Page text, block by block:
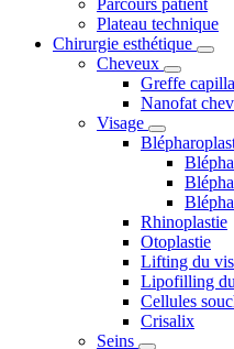
Parcours patient
Plateau technique
Chirurgie esthétique
Cheveux
Greffe
Nanofat
Visage
Rhinoplastie
Otoplastie
Lifting du
Lipofilling
Cellules
Crisalix
Seins